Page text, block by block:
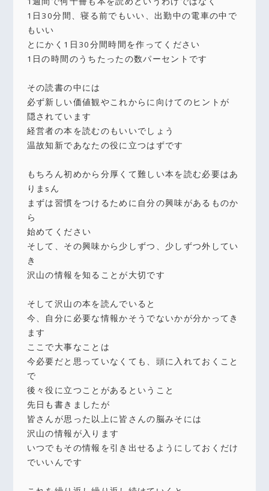
1日30分間、寝る前でもいい、出勤中の電車の中で
もいい
とにかく1日30分間時間を作ってください
1日の時間のうちたったの数パーセントです
その読書の中には
必ず新しい価値観やこれからに向けてのヒントが
隠されています
経営者の本を読むのもいいでしょう
温故知新であなたの役に立つはずです
もちろん初めから分厚くて難しい本を読む必要はあ
りまsん
まずは習慣をつけるために自分の興味があるものか
ら
始めてください
そして、その興味から少しずつ、少しずつ外してい
き
沢山の情報を知ることが大切です
そして沢山の本を読んでいると
今、自分に必要な情報かそうでないかが分かってき
ます
ここで大事なことは
今必要だと思っていなくても、頭に入れておくこと
で
後々役に立つことがあるということ
先日も書きましたが
皆さんが思った以上に皆さんの脳みそには
沢山の情報が入ります
いつでもその情報を引き出せるようにしておくだけ
でいいんです